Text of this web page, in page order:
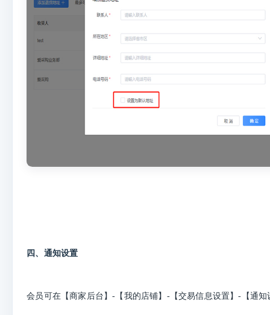
四、通知设置
会员可在【商家后台】-【我的店铺】-【交易信息设置】-【通知